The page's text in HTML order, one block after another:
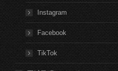
Instagram
Facebook
TikTok